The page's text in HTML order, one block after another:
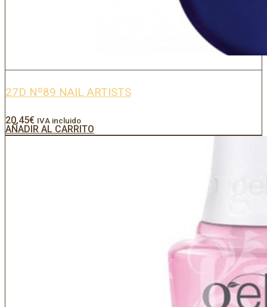
27D Nº89 NAIL ARTISTS
20,45€ IVA incluido
AÑADIR AL CARRITO